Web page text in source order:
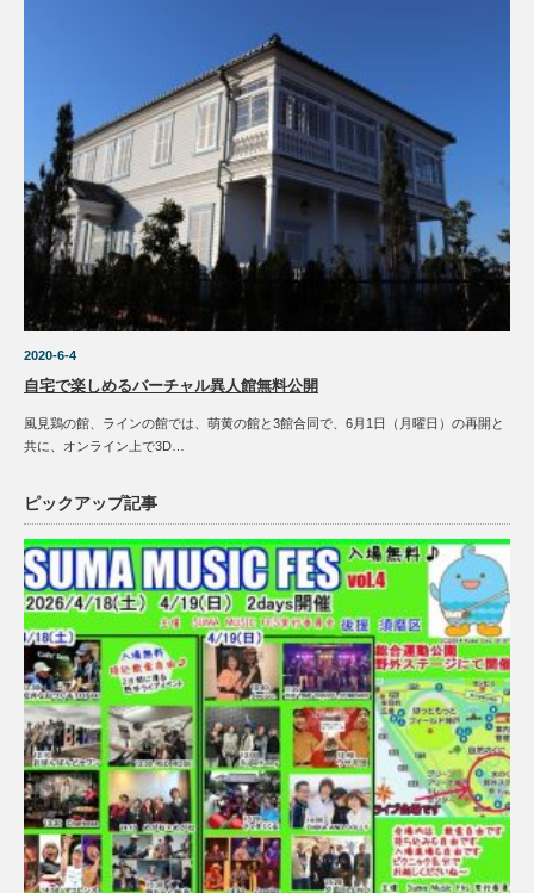
2020-6-4
自宅で楽しめるバーチャル異人館無料公開
風見鶏の館、ラインの館では、萌黄の館と3館合同で、6月1日（月曜日）の再開と
共に、オンライン上で3D…
ピックアップ記事